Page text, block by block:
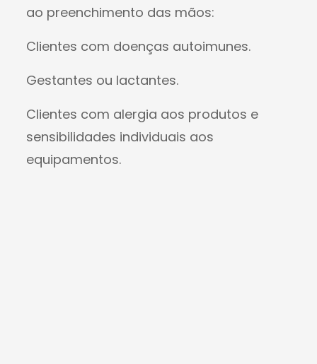
ao preenchimento das mãos:
Clientes com doenças autoimunes.
Gestantes ou lactantes.
Clientes com alergia aos produtos e
sensibilidades individuais aos
equipamentos.